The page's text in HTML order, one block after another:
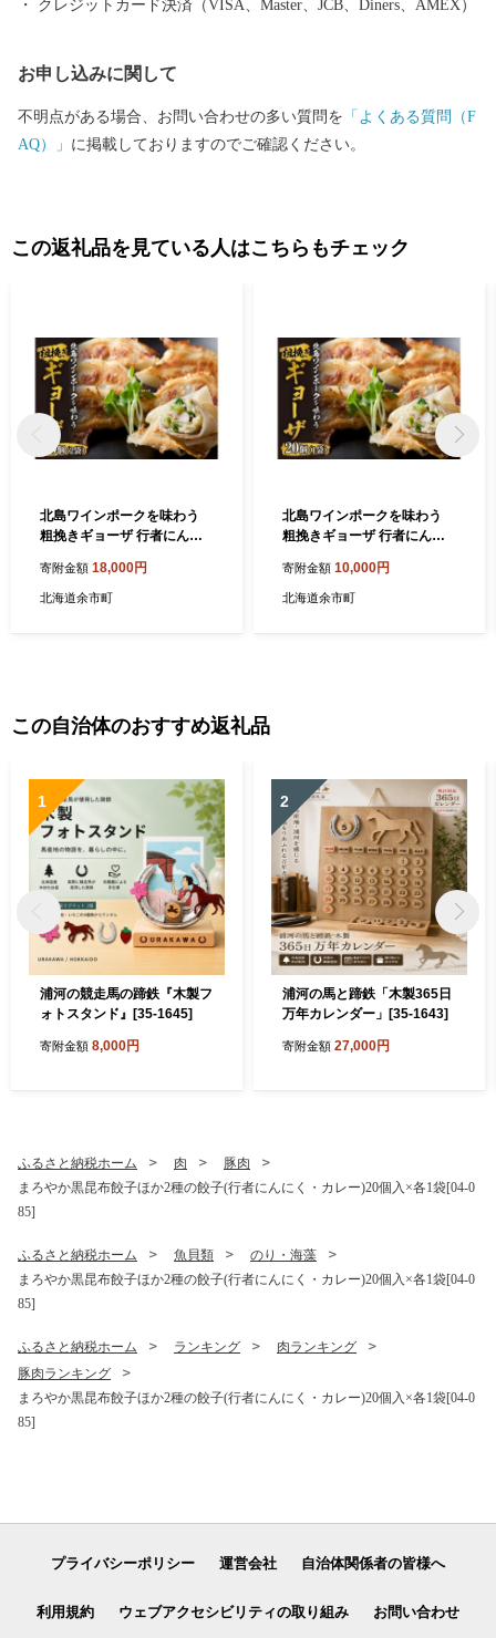
クレジットカード決済（VISA、Master、JCB、Diners、AMEX）
お申し込みに関して
不明点がある場合、お問い合わせの多い質問を 「よくある質問（F
AQ）」 に掲載しておりますのでご確認ください。
この返礼品を見ている人はこちらもチェック
北島ワインポークを味わう
粗挽きギョーザ 行者にんに
寄附金額 18,000円
北海道余市町
北島ワインポークを味わう
粗挽きギョーザ 行者にんに
寄附金額 10,000円
北海道余市町
この自治体のおすすめ返礼品
1
浦河の競走馬の蹄鉄『木製フ
ォトスタンド』[35-1645]
寄附金額 8,000円
2
浦河の馬と蹄鉄「木製365日
万年カレンダー」[35-1643]
寄附金額 27,000円
ふるさと納税ホーム 肉
豚肉
まろやか黒昆布餃子ほか2種の餃子(行者にんにく・カレー)20個入×各1袋[04-0
85]
ふるさと納税ホーム 魚貝類
のり・海藻
まろやか黒昆布餃子ほか2種の餃子(行者にんにく・カレー)20個入×各1袋[04-0
85]
ふるさと納税ホーム ランキング
肉ランキング
豚肉ランキング
まろやか黒昆布餃子ほか2種の餃子(行者にんにく・カレー)20個入×各1袋[04-0
85]
プライバシーポリシー 運営会社 自治体関係者の皆様へ
利用規約 ウェブアクセシビリティの取り組み お問い合わせ